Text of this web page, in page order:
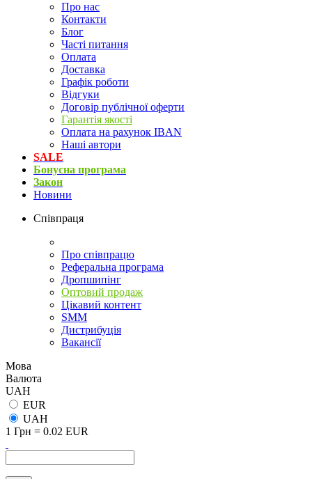
Про нас
Контакти
Блог
Часті питання
Оплата
Доставка
Графік роботи
Відгуки
Договір публічної оферти
Гарантія якості
Оплата на рахунок IBAN
Наші автори
SALE
Бонусна програма
Закон
Новини
Співпраця
Про співпрацю
Реферальна програма
Дропшипінг
Оптовий продаж
Цікавий контент
SMM
Дистрибуція
Вакансії
Мова
Валюта
UAH
EUR
UAH
1 Грн = 0.02 EUR